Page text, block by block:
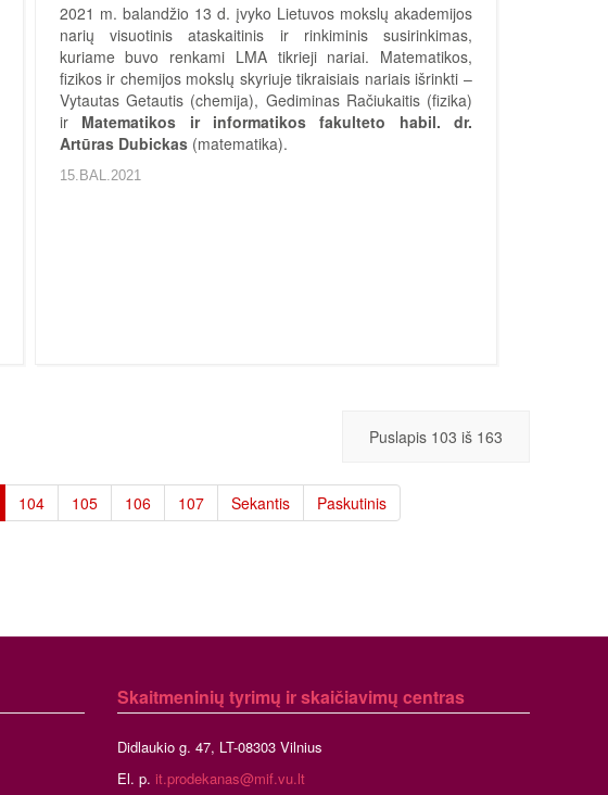
2021 m. balandžio 13 d. įvyko Lietuvos mokslų akademijos
narių visuotinis ataskaitinis ir rinkiminis susirinkimas,
kuriame buvo renkami LMA tikrieji nariai. Matematikos,
fizikos ir chemijos mokslų skyriuje tikraisiais nariais išrinkti –
Vytautas Getautis (chemija), Gediminas Račiukaitis (fizika)
ir Matematikos ir informatikos fakulteto habil. dr.
Artūras Dubickas(matematika).
15.BAL.2021
Puslapis 103 iš 163
104 105 106 107 Sekantis Paskutinis
Skaitmeninių tyrimų ir skaičiavimų centras
Didlaukio g. 47, LT-08303 Vilnius
El. p. it.prodekanas@mif.vu.lt